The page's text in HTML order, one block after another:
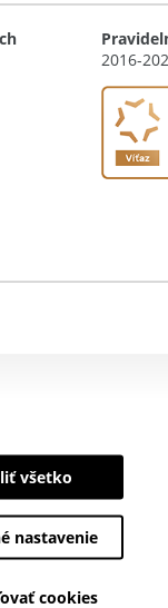
2016-
všetko
nastavenie
cookies